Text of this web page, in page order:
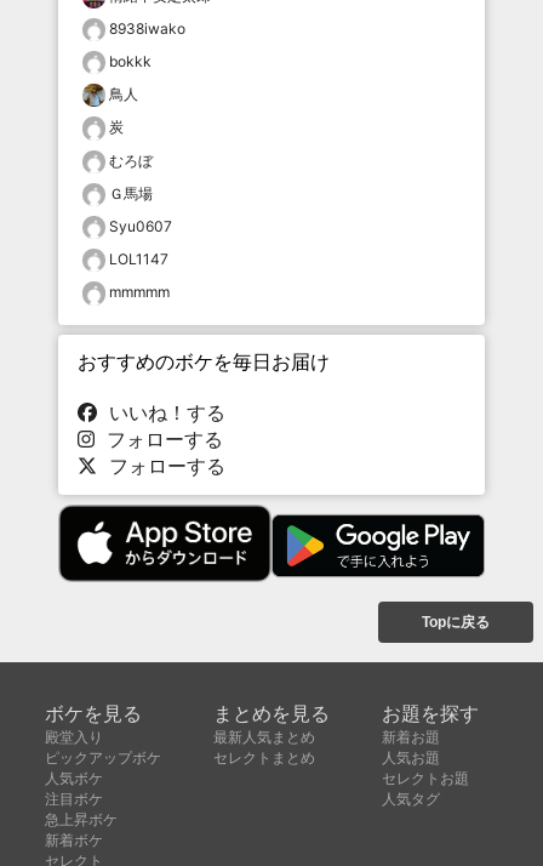
8938iwako
bokkk
鳥人
炭
むろぼ
Ｇ馬場
Syu0607
LOL1147
mmmmm
おすすめのボケを毎日お届け
いいね！する
フォローする
フォローする
Topに戻る
ボケを見る
殿堂入り
ピックアップボケ
人気ボケ
注目ボケ
急上昇ボケ
新着ボケ
セレクト
まとめを見る
最新人気まとめ
セレクトまとめ
お題を探す
新着お題
人気お題
セレクトお題
人気タグ